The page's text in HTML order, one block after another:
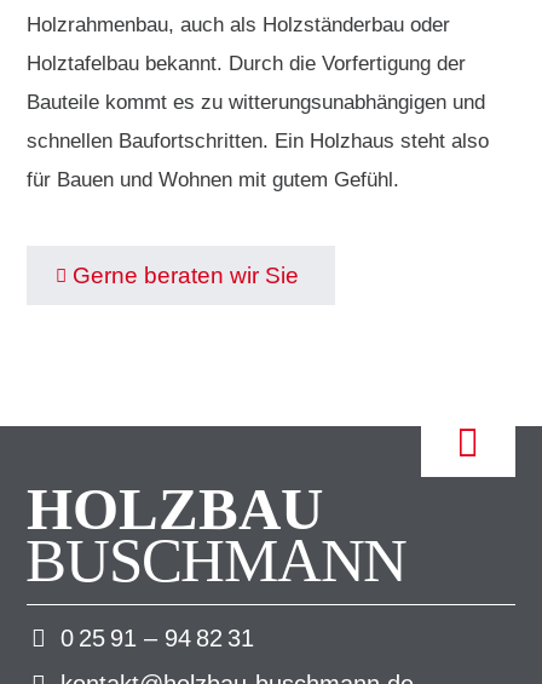
Holzrahmenbau, auch als Holzständerbau oder
Holztafelbau bekannt. Durch die Vorfertigung der
Bauteile kommt es zu witterungsunabhängigen und
schnellen Baufortschritten. Ein Holzhaus steht also
für Bauen und Wohnen mit gutem Gefühl.
Gerne beraten wir Sie
HOLZBAU
BUSCHMANN
0 25 91 – 94 82 31